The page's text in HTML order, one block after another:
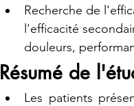
Recherche de
l'efficacité
douleurs,
Résumé de
Les patients